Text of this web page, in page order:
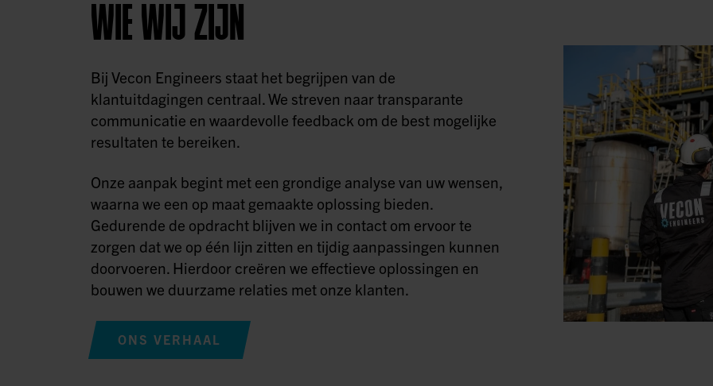
WIE WIJ ZIJN
Bij Vecon Engineers staat het begrijpen van de
klantuitdagingen centraal. We streven naar transparante
communicatie en waardevolle feedback om de best mogelijke
resultaten te bereiken.
Onze aanpak begint met een grondige analyse van uw wensen,
waarna we een op maat gemaakte oplossing bieden.
Gedurende de opdracht blijven we in contact om ervoor te
zorgen dat we op één lijn zitten en tijdig aanpassingen kunnen
doorvoeren. Hierdoor creëren we effectieve oplossingen en
bouwen we duurzame relaties met onze klanten.
ONS VERHAAL